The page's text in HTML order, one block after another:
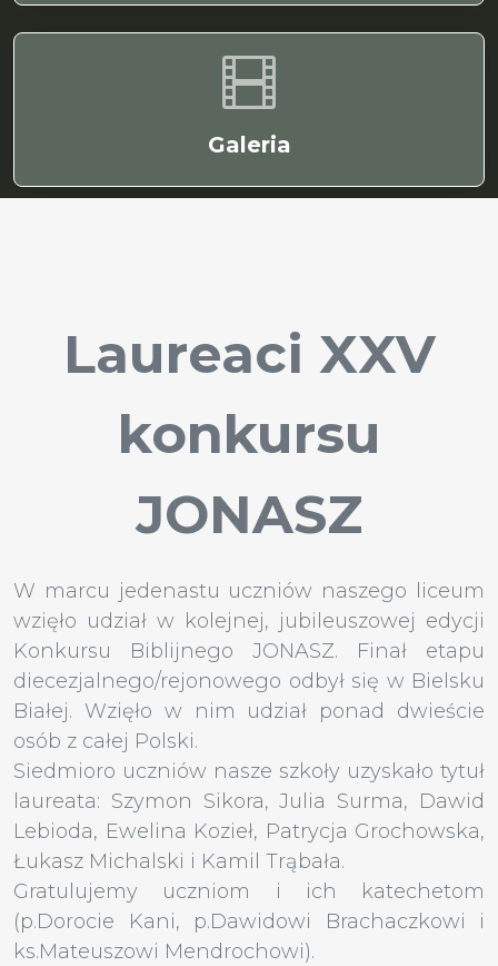
Galeria
Laureaci XXV
konkursu
JONASZ
W marcu jedenastu uczniów naszego liceum
wzięło udział w kolejnej, jubileuszowej edycji
Konkursu Biblijnego JONASZ. Finał etapu
diecezjalnego/rejonowego odbył się w Bielsku
Białej. Wzięło w nim udział ponad dwieście
osób z całej Polski.
Siedmioro uczniów nasze szkoły uzyskało tytuł
laureata: Szymon Sikora, Julia Surma, Dawid
Lebioda, Ewelina Kozieł, Patrycja Grochowska,
Łukasz Michalski i Kamil Trąbała.
Gratulujemy uczniom i ich katechetom
(p.Dorocie Kani, p.Dawidowi Brachaczkowi i
ks.Mateuszowi Mendrochowi).